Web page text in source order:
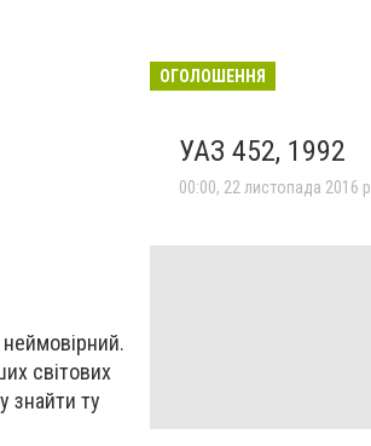
світових
знайти ту
ОГОЛОШЕННЯ
УАЗ 452, 1992
00:00, 22 листопада 2016 р.